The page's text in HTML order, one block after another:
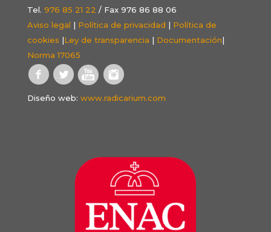
Tel. 976 85 21 22 / Fax 976 86 88 06
Aviso legal | Política de privacidad | Política de
cookies |Ley de transparencia | Documentación|
Norma 17065
Diseño web: www.radicarium.com